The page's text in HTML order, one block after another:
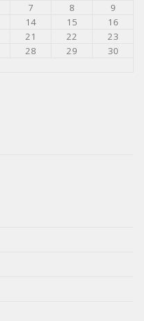
7 8
9
14 15
16
21 22
23
28 29
30